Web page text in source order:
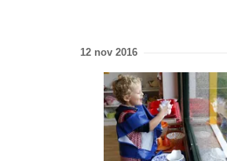
12 nov 2016